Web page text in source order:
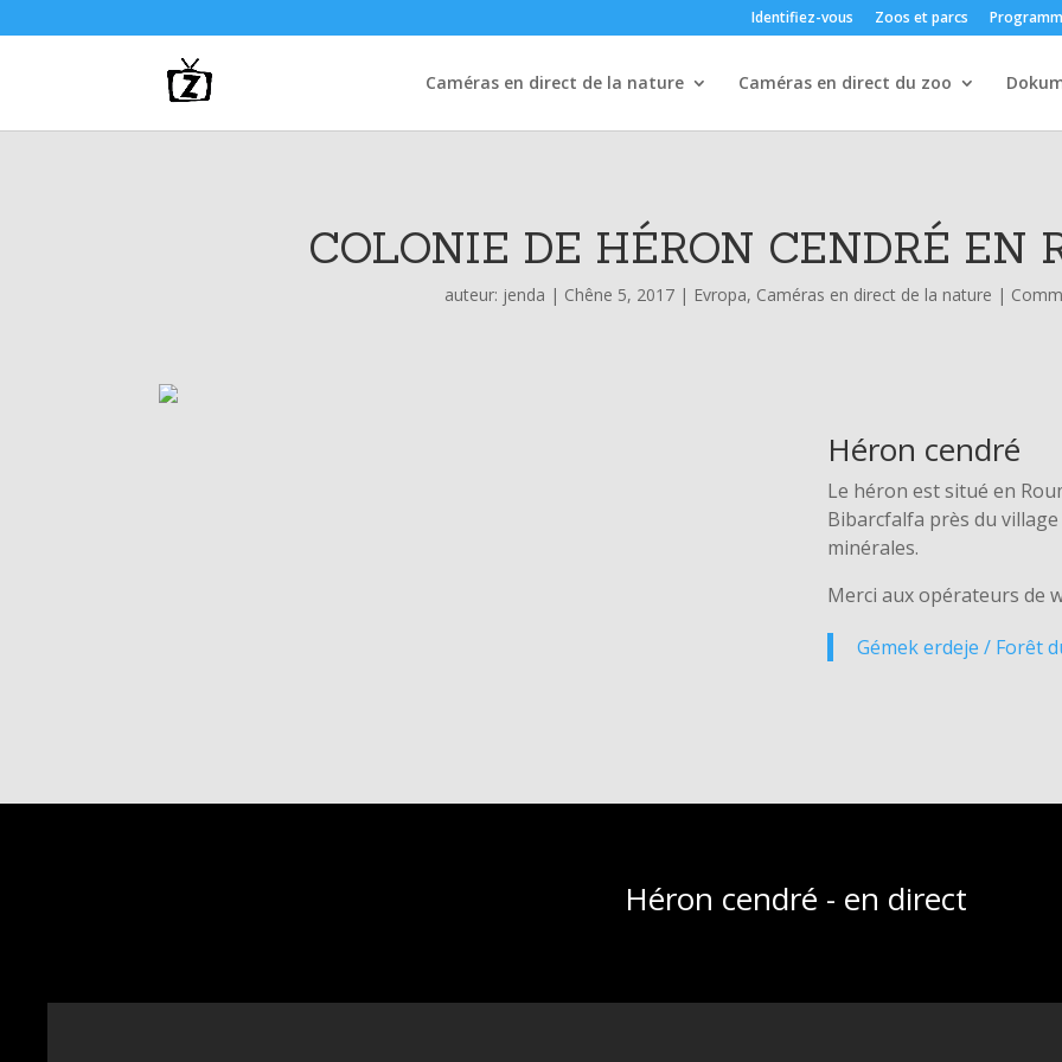
Identifiez-vous Zoos et parcs
Caméras en direct de la nature Caméras en direct du zoo
COLONIE DE HÉRON CENDRÉ EN
auteur: jenda | Chêne 5, 2017 | Evropa, Caméras en direct de la nature |
Héron cendré
Le héron est situé en
Bibarcfalfa près du
minérales.
Merci aux opérateurs de
Gémek erdeje / Forêt
Héron cendré - en direct